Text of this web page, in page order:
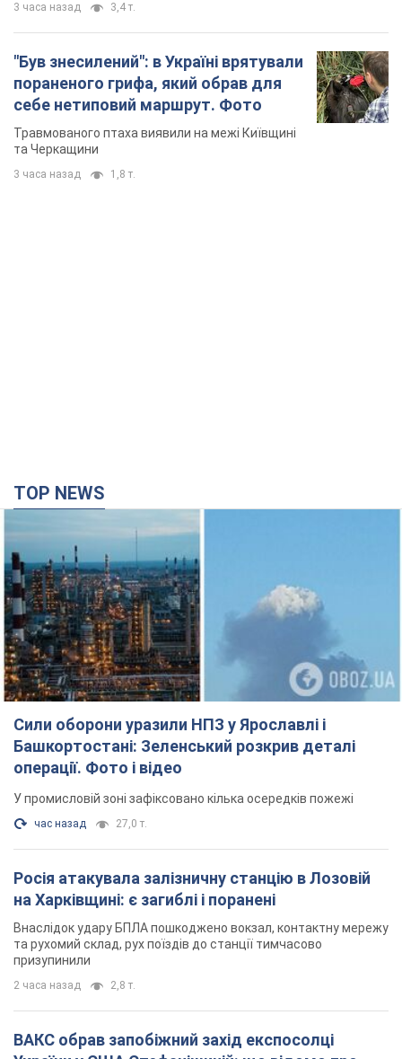
3 часа назад 3,4 т.
"Був знесилений": в Україні врятували
пораненого грифа, який обрав для
себе нетиповий маршрут. Фото
Травмованого птаха виявили на межі Київщині
та Черкащини
3 часа назад 1,8 т.
TOP NEWS
Сили оборони уразили НПЗ у Ярославлі і
Башкортостані: Зеленський розкрив деталі
операції. Фото і відео
У промисловій зоні зафіксовано кілька осередків пожежі
час назад 27,0 т.
Росія атакувала залізничну станцію в Лозовій
на Харківщині: є загиблі і поранені
Внаслідок удару БПЛА пошкоджено вокзал, контактну мережу
та рухомий склад, рух поїздів до станції тимчасово
призупинили
2 часа назад 2,8 т.
ВАКС обрав запобіжний захід експосолці